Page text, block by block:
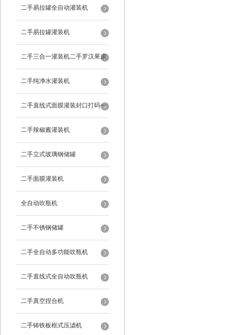
二手易拉罐全自动灌装机
二手易拉罐灌装机
二手三合一灌装机二手罗汉果凉
茶灌装机
二手纯净水灌装机
二手直线式面膜灌装封口打码一
体机
二手辣椒酱灌装机
二手立式玻璃钢储罐
二手面膜灌装机
全自动吹瓶机
二手不锈钢储罐
二手全自动多功能吹瓶机
二手直线式全自动吹瓶机
二手真空捏合机
二手铸铁板框式压滤机